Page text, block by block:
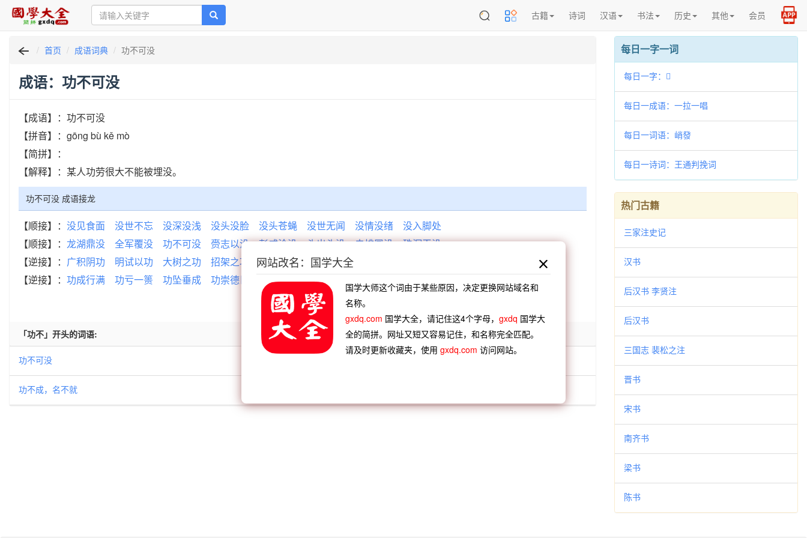
古籍 诗词 汉语 书法 历史 其他 会员
首页 成语词典 功不可没
成语：功不可没
【成语】：功不可没
【拼音】：gōng bù kě mò
【简拼】：
【解释】：某人功劳很大不能被埋没。
功不可没 成语接龙
【顺接】： 没见食面 没世不忘 没深没浅 没头没脸 没头苍蝇 没世无闻 没情没绪
没入脚处
【顺接】： 龙湖鼎没 全军覆没 功不可没 赍志以没 彭咸沦没 头出头没 击排冒没
珠沉玉没
【逆接】： 广积阴功 明试以功 大树之功 招架之功 渑池之功 曹柯之功
【逆接】： 功成行满 功亏一篑 功坠垂成 功崇德巨 功铭鼎彝 功名蹭蹬
「功不」开头的词语:
功不可没
功不成，名不就
每日一字一词
每日一字：𡥦
每日一成语：一拉一唱
每日一词语：峭發
每日一诗词：王通判挽词
热门古籍
三家注史记
汉书
后汉书 李贤注
后汉书
三国志 裴松之注
晋书
宋书
南齐书
梁书
陈书
网站改名：国学大全
国学大师这个词由于某些原因，决定更换网站域名和
名称。
gxdq.com 国学大全，请记住这4个字母， gxdq 国学大
全的简拼。网址又短又容易记住，和名称完全匹配。
请及时更新收藏夹，使用 gxdq.com 访问网站。